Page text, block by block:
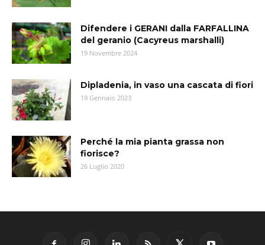
Difendere i GERANI dalla FARFALLINA
del geranio (Cacyreus marshalli)
19 Novembre 2024
Dipladenia, in vaso una cascata di fiori
19 Gennaio 2023
Perché la mia pianta grassa non
fiorisce?
26 Luglio 2020